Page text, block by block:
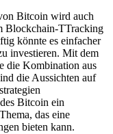
Bitcoin wird auch
Blockchain-TTracking
könnte es einfacher
investieren. Mit dem
die Kombination aus
die Aussichten auf
Bitcoin ein
das eine
bieten kann.